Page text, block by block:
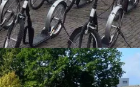
dit uitje?
BEL 088 428 81 17